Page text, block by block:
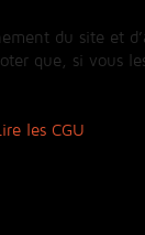
du site et
que, si vous
les CGU